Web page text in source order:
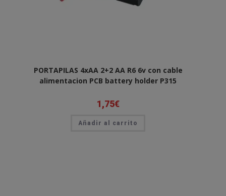
PORTAPILAS 4xAA 2+2 AA R6 6v con cable
alimentacion PCB battery holder P315
1,75€
Añadir al carrito